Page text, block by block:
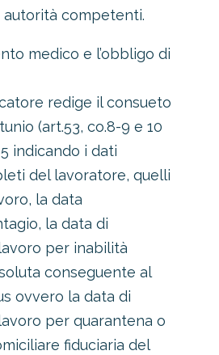
autorità competenti.
medico e l’obbligo di
redige il consueto
(art.53, co.8-9 e 10
indicando i dati
del lavoratore, quelli
la data
la data di
per inabilità
conseguente al
ovvero la data di
per quarantena o
fiduciaria del